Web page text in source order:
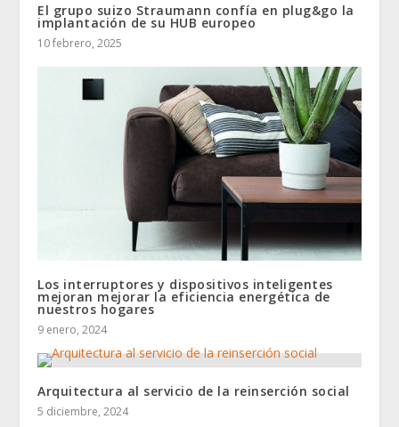
El grupo suizo Straumann confía en plug&go la
implantación de su HUB europeo
10 febrero, 2025
Los interruptores y dispositivos inteligentes
mejoran mejorar la eficiencia energética de
nuestros hogares
9 enero, 2024
Arquitectura al servicio de la reinserción social
5 diciembre, 2024